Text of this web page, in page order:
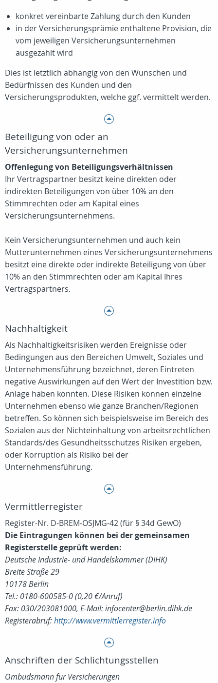
konkret vereinbarte Zahlung durch den Kunden
in der Versicherungsprämie enthaltene Provision, die
vom jeweiligen Versicherungsunternehmen
ausgezahlt wird
Dies ist letztlich abhängig von den Wünschen und
Bedürfnissen des Kunden und den
Versicherungsprodukten, welche ggf. vermittelt werden.
Beteiligung von oder an
Versicherungsunternehmen
Offenlegung von Beteiligungsverhältnissen
Ihr Vertragspartner besitzt keine direkten oder
indirekten Beteiligungen von über 10% an den
Stimmrechten oder am Kapital eines
Versicherungsunternehmens.
Kein Versicherungsunternehmen und auch kein
Mutterunternehmen eines Versicherungsunternehmens
besitzt eine direkte oder indirekte Beteiligung von über
10% an den Stimmrechten oder am Kapital Ihres
Vertragspartners.
Nachhaltigkeit
Als Nachhaltigkeitsrisiken werden Ereignisse oder
Bedingungen aus den Bereichen Umwelt, Soziales und
Unternehmensführung bezeichnet, deren Eintreten
negative Auswirkungen auf den Wert der Investition bzw.
Anlage haben könnten. Diese Risiken können einzelne
Unternehmen ebenso wie ganze Branchen/Regionen
betreffen. So können sich beispielsweise im Bereich des
Sozialen aus der Nichteinhaltung von arbeitsrechtlichen
Standards/des Gesundheitsschutzes Risiken ergeben,
oder Korruption als Risiko bei der
Unternehmensführung.
Vermittlerregister
Register-Nr. D-BREM-OSJMG-42 (für § 34d GewO)
Die Eintragungen können bei der gemeinsamen
Registerstelle geprüft werden:
Deutsche Industrie- und Handelskammer (DIHK)
Breite Straße 29
10178 Berlin
Tel.: 0180-600585-0 (0,20 €/Anruf)
Fax: 030/203081000, E-Mail: infocenter@berlin.dihk.de
Registerabruf:http://www.vermittlerregister.info
Anschriften der Schlichtungsstellen
Ombudsmann für Versicherungen